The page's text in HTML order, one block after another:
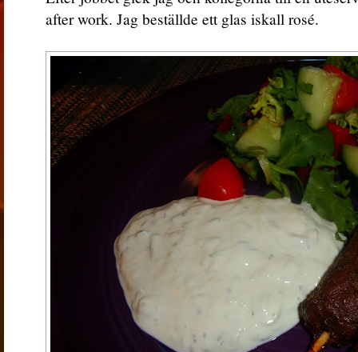
after work. Jag beställde ett glas iskall rosé.